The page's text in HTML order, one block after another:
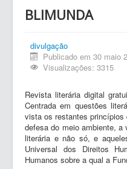
BLIMUNDA
divulgação
Publicado em 30 maio
Visualizações: 3315
Revista literária digital
Centrada em questões
vista os restantes princípios
defesa do meio ambiente, a
literária e não só, e
Universal dos Direitos
Humanos sobre a qual a